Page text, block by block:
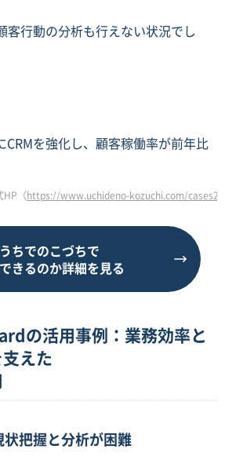
客行動の分析も行えない状況でし
CRMを強化し、顧客稼働率が前年比
HP（https://www.uchideno-kozuchi.com/
うちでのこづちで
きるのか詳細を見る
の活用事例：業務効率と
えた
把握と分析が困難